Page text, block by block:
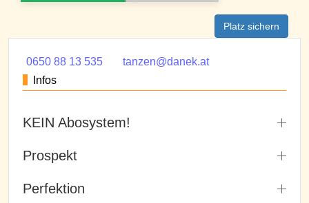
Platz sichern
0650 88 13 535
tanzen@danek.at
Infos
KEIN Abosystem!
Prospekt
Perfektion